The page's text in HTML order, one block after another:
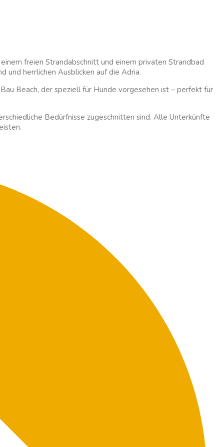
freien Strandabschnitt und einem privaten Strandbad
und herrlichen Ausblicken auf die Adria.
Beach, der speziell für Hunde vorgesehen ist – perfekt für
Bedürfnisse zugeschnitten sind. Alle Unterkünfte